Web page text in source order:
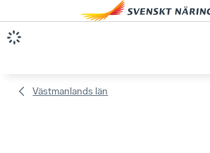
Västmanlands län